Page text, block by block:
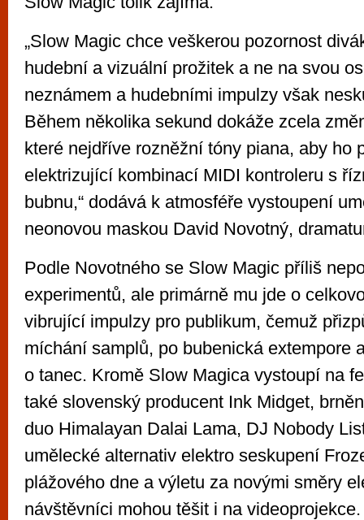
„Slow Magic chce veškerou pozornost
hudební a vizuální prožitek a ne na svou
neznámem a hudebními impulzy však
Během několika sekund dokáže zcela
které nejdříve rozněžní tóny piana, aby ho
elektrizující kombinací MIDI kontroleru s
bubnu,“ dodává k atmosféře vystoupení
neonovou maskou David Novotný,
Podle Novotného se Slow Magic příliš
experimentů, ale primárně mu jde o
vibrující impulzy pro publikum, čemuž
míchání samplů, po bubenická extempore
o tanec. Kromě Slow Magica vystoupí na
také slovenský producent Ink Midget,
duo Himalayan Dalai Lama, DJ Nobody
umělecké alternativ elektro seskupení
plážového dne a výletu za novými směry
návštěvníci mohou těšit i na